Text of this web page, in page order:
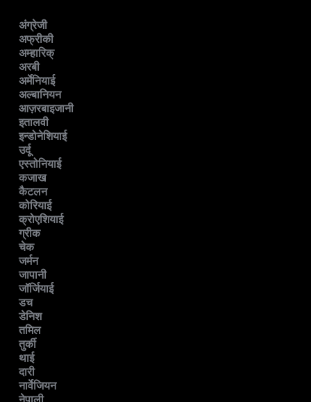
अंग्रेजी
अफ्रीकी
अम्हारिक्
अरबी
अर्मेनियाई
अल्बानियन
आज़रबाइजानी
इतालवी
इन्डोनेशियाई
उर्दू
एस्तोनियाई
कजाख
कैटलन
कोरियाई
क्रोएशियाई
ग्रीक
चेक
जर्मन
जापानी
जॉर्जियाई
डच
डेनिश
तमिल
तुर्की
थाई
दारी
नार्वेजियन